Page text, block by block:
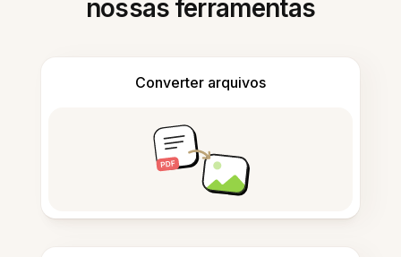
nossas ferramentas
Converter arquivos